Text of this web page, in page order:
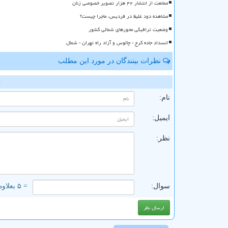
ممانعت از انتشار ۴۲ هزار تصویر خصوصی زنان
مشاهده دود غلیظ در فردیس، ماجرا چیست؟
وضعیت ترافیکی محورهای شمالی کشور
انسداد جاده کرج - چالوس و آزاد راه تهران - شمال
نظرات بینندگان در مورد این مطلب
نام:
ایمیل:
نظر:
سوال: = ۵ بعلاوه ۴